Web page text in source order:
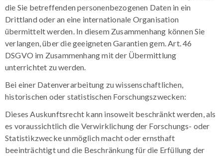
die Sie betreffenden personenbezogenen Daten in ein
Drittland oder an eine internationale Organisation
übermittelt werden. In diesem Zusammenhang können Sie
verlangen, über die geeigneten Garantien gem. Art. 46
DSGVO im Zusammenhang mit der Übermittlung
unterrichtet zu werden.
Bei einer Datenverarbeitung zu wissenschaftlichen,
historischen oder statistischen Forschungszwecken:
Dieses Auskunftsrecht kann insoweit beschränkt werden, als
es voraussichtlich die Verwirklichung der Forschungs- oder
Statistikzwecke unmöglich macht oder ernsthaft
beeinträchtigt und die Beschränkung für die Erfüllung der